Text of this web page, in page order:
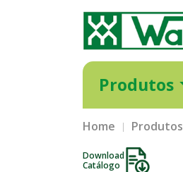
Produtos
Home Produtos
Download
Catálogo